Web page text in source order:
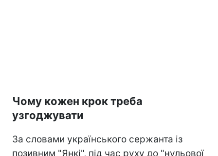
Чому кожен крок треба
узгоджувати
За словами українського сержанта із
позивним "Янкі", під час руху до "нульової